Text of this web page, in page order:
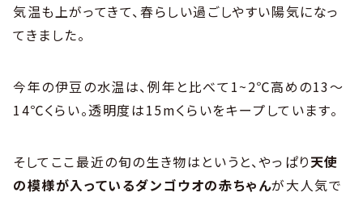
気温も上がってきて、春らしい過ごしやすい陽気になっ
てきました。
今年の伊豆の水温は、例年と比べて1~2℃高めの13～
14℃くらい。透明度は15mくらいをキープしています。
そしてここ最近の旬の生き物はというと、やっぱり天使
の模様が入っているダンゴウオの赤ちゃんが大人気で